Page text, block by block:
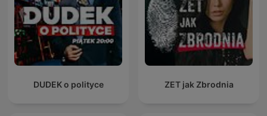
DUDEK o polityce ZET jak Zbrodnia